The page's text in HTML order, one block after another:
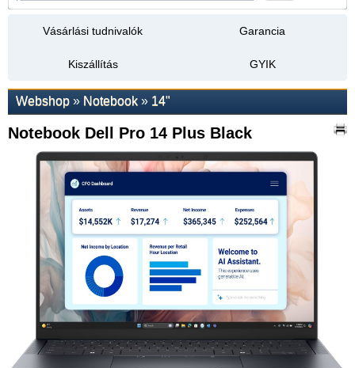
Vásárlási tudnivalók Garancia
Kiszállítás GYIK
Webshop » Notebook » 14"
Notebook Dell Pro 14 Plus Black